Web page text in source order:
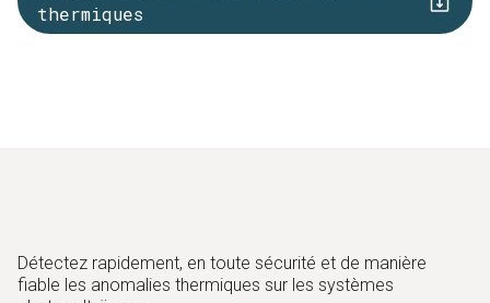
thermiques
Détectez rapidement, en toute sécurité et de manière
fiable les anomalies thermiques sur les systèmes